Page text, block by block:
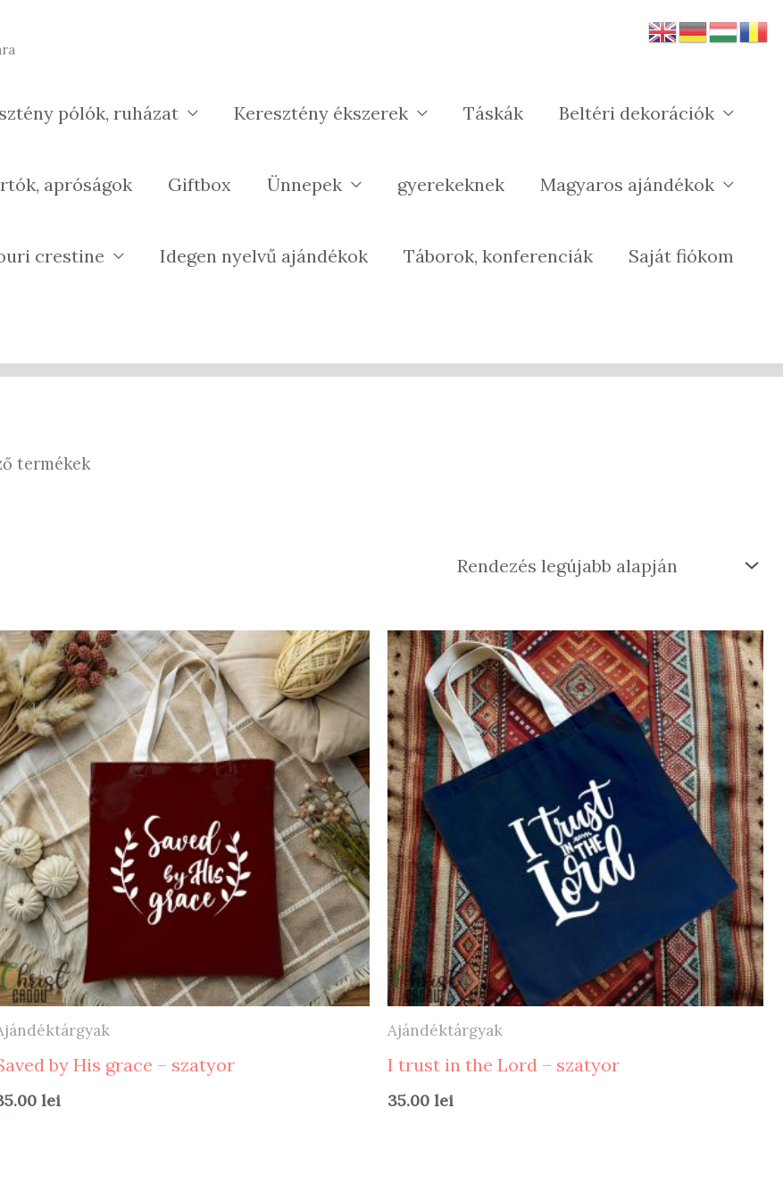
pólók, ruházat Keresztény ékszerek Táskák Beltéri dekorációk
apróságok Giftbox Ünnepek gyerekeknek Magyaros ajándékok
crestine Idegen nyelvű ajándékok Táborok, konferenciák Saját fiókom
termékek
by His grace – szatyor
lei
Ajándéktárgyak
I trust in the Lord – szatyor
35.00lei